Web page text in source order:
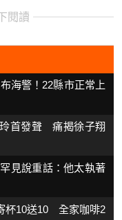
閱讀
海警！22縣市正常上
首發聲 痛揭徐子翔
見說重話：他太執著
杯10送10 全家咖啡2